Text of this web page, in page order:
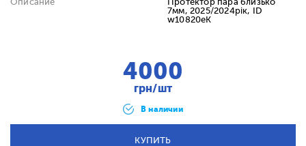
7мм, 2025/2024рік, ID
w10820eK
4000
грн/шт
В наличии
КУПИТЬ